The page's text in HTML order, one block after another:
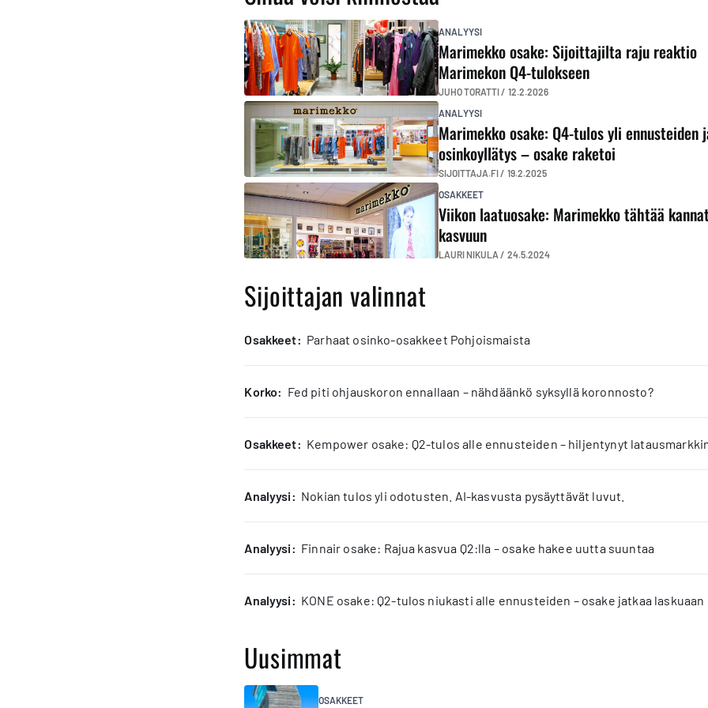
ANALYYSI
Marimekko osake: Sijoittajilta raju reaktio
Marimekon Q4-tulokseen
JUHO TORATTI / 12.2.2026
ANALYYSI
Marimekko osake: Q4-tulos yli ennusteiden
osinkoyllätys – osake raketoi
SIJOITTAJA.FI / 19.2.2025
OSAKKEET
Viikon laatuosake: Marimekko tähtää
kasvuun
LAURI NIKULA / 24.5.2024
Sijoittajan valinnat
osakkeet: Parhaat osinko-osakkeet Pohjoismaista
korko: Fed piti ohjauskoron ennallaan – nähdäänkö syksyllä koronnosto?
osakkeet: Kempower osake: Q2-tulos alle ennusteiden – hiljentynyt
analyysi: Nokian tulos yli odotusten. AI-kasvusta pysäyttävät luvut.
analyysi: Finnair osake: Rajua kasvua Q2:lla – osake hakee uutta suuntaa
analyysi: KONE osake: Q2-tulos niukasti alle ennusteiden – osake jatkaa laskuaan
Uusimmat
OSAKKEET